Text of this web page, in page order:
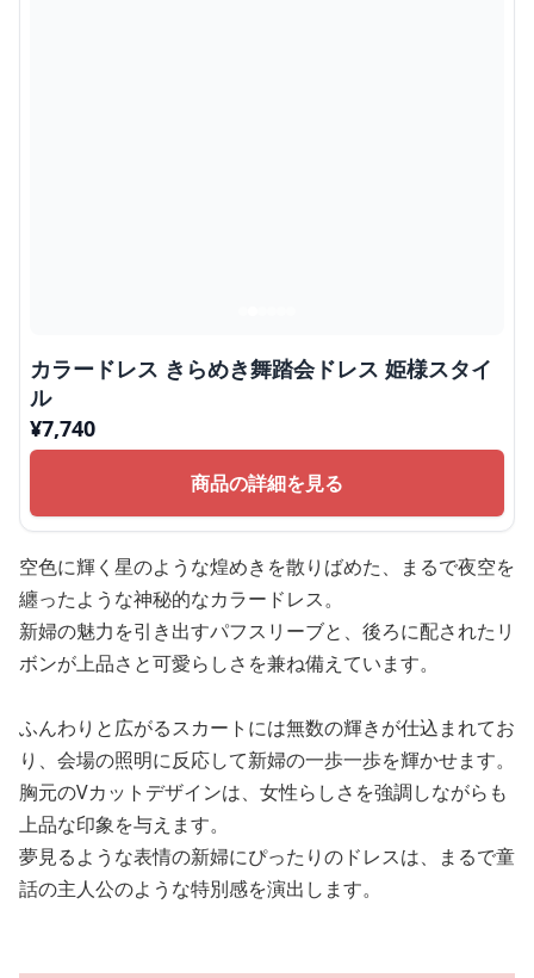
カラードレス きらめき舞踏会ドレス 姫様スタイ
ル
¥7,740
商品の詳細を見る
空色に輝く星のような煌めきを散りばめた、まるで夜空を
纏ったような神秘的なカラードレス。
新婦の魅力を引き出すパフスリーブと、後ろに配されたリ
ボンが上品さと可愛らしさを兼ね備えています。
ふんわりと広がるスカートには無数の輝きが仕込まれてお
り、会場の照明に反応して新婦の一歩一歩を輝かせます。
胸元のVカットデザインは、女性らしさを強調しながらも
上品な印象を与えます。
夢見るような表情の新婦にぴったりのドレスは、まるで童
話の主人公のような特別感を演出します。